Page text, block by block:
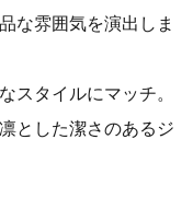
な雰囲気を演出しま
スタイルにマッチ。
とした潔さのあるジ